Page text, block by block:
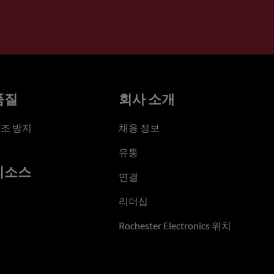
질
방지
소스
회사 소개
채용 정보
유통
연결
리더십
Rochester Electronics 위치